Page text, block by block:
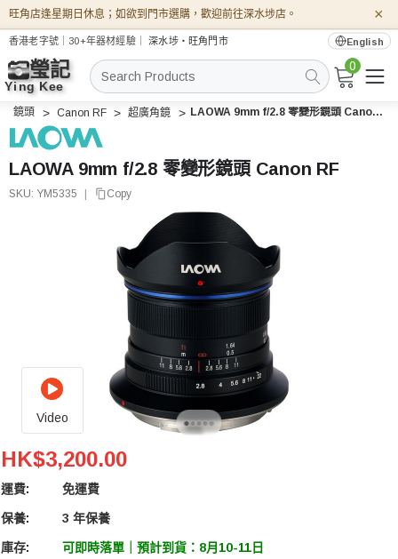
旺角店逢星期日休息；如欲到門市選購，歡迎前往深水埗店。 ×
香港老字號｜30+年器材經驗｜深水埗・旺角門市 English
搜
0
鏡頭 Canon RF 超廣角鏡 LAOWA 9mm f/2.8 零變形鏡頭 Canon RF
LAOWA 9mm f/2.8 零變形鏡頭 Canon RF
SKU: YM5335 Copy
Video
LAOWA 9mm F/2.8 零變形鏡頭 Canon RF
HK$3,200.00
運費: 免運費
保養: 3 年保養
庫存: 可即時落單｜預計到貨：8月10-11日